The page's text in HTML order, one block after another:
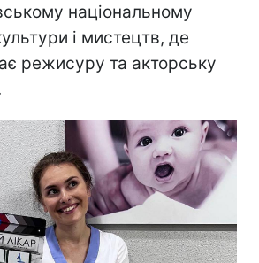
національному
і мистецтв, де
режисуру та акторську